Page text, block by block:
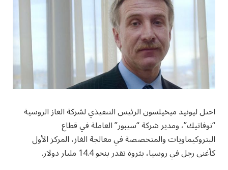
احتل ليونيد ميخيلسون الرئيس التنفيذي لشركة الغاز الروسية
“نوفاتيك”، ومدير شركة “سيبور” العاملة في قطاع
البتروكيماويات والمتخصصة في معالجة الغاز، المركز الأول
كأغنى رجل في روسيا، بثروة تقدر بنحو 14.4 مليار دولار.